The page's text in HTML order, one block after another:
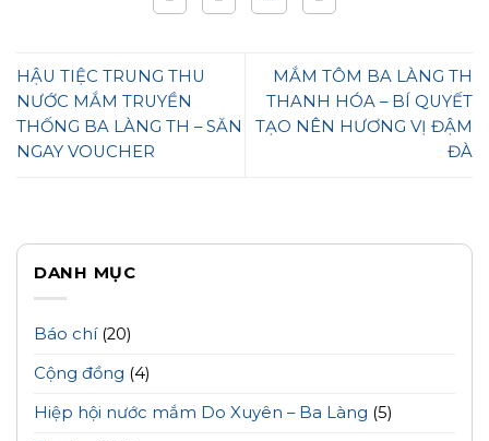
HẬU TIỆC TRUNG THU
NƯỚC MẮM TRUYỀN
THỐNG BA LÀNG TH – SĂN
NGAY VOUCHER
MẮM TÔM BA LÀNG TH
THANH HÓA – BÍ QUYẾT
TẠO NÊN HƯƠNG VỊ ĐẬM
ĐÀ
DANH MỤC
Báo chí(20)
Cộng đồng (4)
Hiệp hội nước mắm Do Xuyên – Ba Làng (5)